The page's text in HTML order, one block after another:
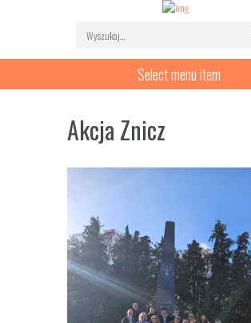
Select menu item
Akcja Znicz